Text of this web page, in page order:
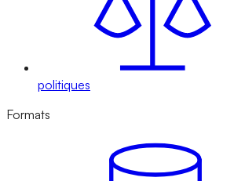
politiques
Formats